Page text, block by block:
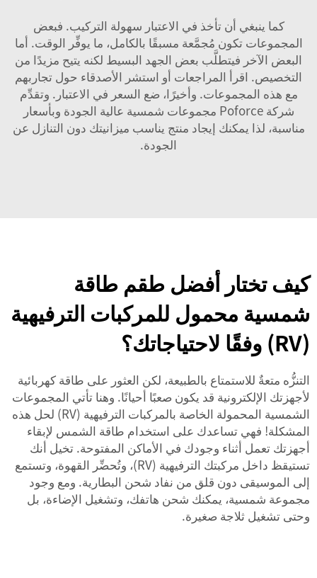
كما ينبغي أن تأخذ في الاعتبار سهولة التركيب. فبعض
المجموعات تكون مُجمَّعة مسبقًا بالكامل، ما يوفِّر الوقت. أما
البعض الآخر فيتطلَّب بعض الجهد البسيط لكنه يتيح مزيدًا من
التخصيص. اقرأ المراجعات أو استشر الأصدقاء حول تجاربهم
مع هذه المجموعات. وأخيرًا، ضع السعر في الاعتبار. وتقدِّم
شركة Poforce مجموعات شمسية عالية الجودة وبأسعار
مناسبة، لذا يمكنك إيجاد منتج يناسب ميزانيتك دون التنازل عن
الجودة.
كيف تختار أفضل طقم طاقة
شمسية محمول للمركبات الترفيهية
(RV) وفقًا لاحتياجاتك؟
التنزُّه متعةٌ للاستمتاع بالطبيعة، لكن العثور على طاقة كهربائية
لأجهزتك الإلكترونية قد يكون صعبًا أحيانًا. وهنا تأتي المجموعات
الشمسية المحمولة الخاصة بالمركبات الترفيهية (RV) لحل هذه
المشكلة! فهي تساعدك على استخدام طاقة الشمس لإبقاء
أجهزتك تعمل أثناء وجودك في الأماكن المفتوحة. تخيل أنك
تستيقظ داخل مركبتك الترفيهية (RV)، وتُحضِّر القهوة، وتستمع
إلى الموسيقى دون قلق من نفاد شحن البطارية. ومع وجود
مجموعة شمسية، يمكنك شحن هاتفك، وتشغيل الإضاءة، بل
وحتى تشغيل ثلاجة صغيرة.